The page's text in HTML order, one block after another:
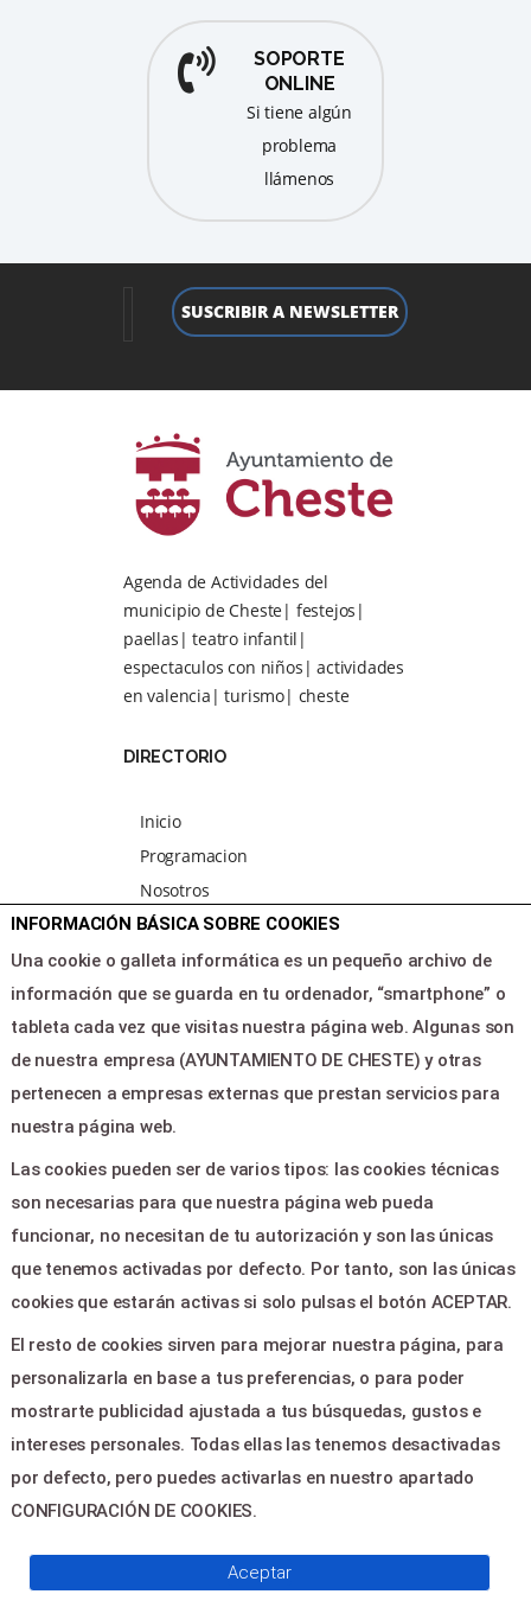
SOPORTE
ONLINE
Si tiene algún
problema
llámenos
Agenda de Actividades del
municipio de Cheste| festejos|
paellas| teatro infantil|
espectaculos con niños| actividades
en valencia| turismo| cheste
DIRECTORIO
Inicio
Programacion
Nosotros
Noticias
Area clientes
Contacto
LEGAL & PAGOS
Ayuda
Aviso legal
Política de privacidad
Contactar
CONTACTO
CHESTE 46380
cheste_gcu@gva.es
96 2510015
Servientradas
Reserved
INFORMACIÓN BÁSICA SOBRE COOKIES
Una cookie o galleta informática es un pequeño archivo de
información que se guarda en tu ordenador, “smartphone” o
tableta cada vez que visitas nuestra página web. Algunas son
de nuestra empresa (AYUNTAMIENTO DE CHESTE) y otras
pertenecen a empresas externas que prestan servicios para
nuestra página web.
Las cookies pueden ser de varios tipos: las cookies técnicas
son necesarias para que nuestra página web pueda
funcionar, no necesitan de tu autorización y son las únicas
que tenemos activadas por defecto. Por tanto, son las únicas
cookies que estarán activas si solo pulsas el botón ACEPTAR.
El resto de cookies sirven para mejorar nuestra página, para
personalizarla en base a tus preferencias, o para poder
mostrarte publicidad ajustada a tus búsquedas, gustos e
intereses personales. Todas ellas las tenemos desactivadas
por defecto, pero puedes activarlas en nuestro apartado
CONFIGURACIÓN DE COOKIES.
Aceptar